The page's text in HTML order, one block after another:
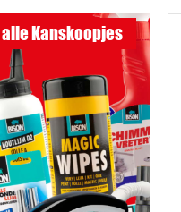
alle Kanskoopjes